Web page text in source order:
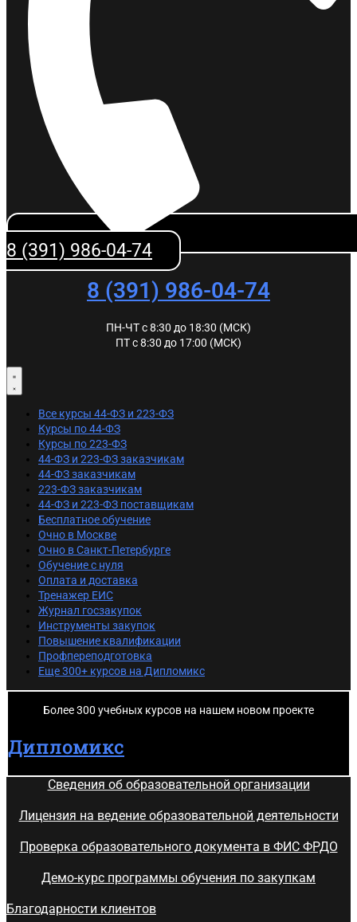
8 (391) 986-04-74
8 (391) 986-04-74
ПН-ЧТ с 8:30 до 18:30 (МСК)
ПТ с 8:30 до 17:00 (МСК)
Все курсы 44-ФЗ и 223-ФЗ
Курсы по 44-ФЗ
Курсы по 223-ФЗ
44-ФЗ и 223-ФЗ заказчикам
44-ФЗ заказчикам
223-ФЗ заказчикам
44-ФЗ и 223-ФЗ поставщикам
Бесплатное обучение
Очно в Москве
Очно в Санкт-Петербурге
Обучение с нуля
Оплата и доставка
Тренажер ЕИС
Журнал госзакупок
Инструменты закупок
Повышение квалификации
Профпереподготовка
Еще 300+ курсов на Дипломикс
Более 300 учебных курсов на нашем новом проекте
Дипломикс
Сведения об образовательной организации
Лицензия на ведение образовательной деятельности
Проверка образовательного документа в ФИС ФРДО
Демо-курс программы обучения по закупкам
Благодарности клиентов